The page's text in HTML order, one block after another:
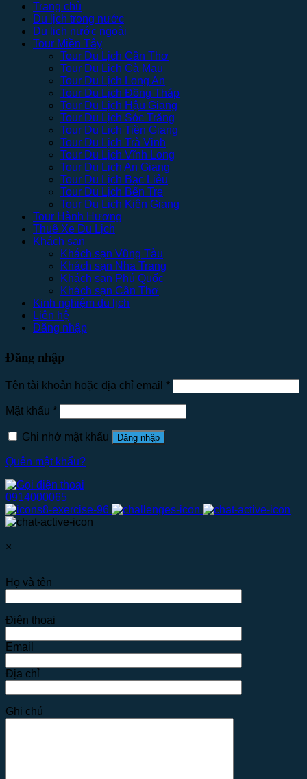
Trang chủ
Du lịch trong nước
Du lịch nước ngoài
Tour Miền Tây
Tour Du Lịch Cần Thơ
Tour Du Lịch Cà Mau
Tour Du Lịch Long An
Tour Du Lịch Đồng Tháp
Tour Du Lịch Hậu Giang
Tour Du Lịch Sóc Trăng
Tour Du Lịch Tiền Giang
Tour Du Lịch Trà Vinh
Tour Du Lịch Vĩnh Long
Tour Du Lịch An Giang
Tour Du Lịch Bạc Liêu
Tour Du Lịch Bến Tre
Tour Du Lịch Kiên Giang
Tour Hành Hương
Thuê Xe Du Lịch
Khách sạn
Khách sạn Vũng Tàu
Khách sạn Nha Trang
Khách sạn Phú Quốc
Khách sạn Cần Thơ
Kinh nghiệm du lịch
Liên hệ
Đăng nhập
Đăng nhập
Tên tài khoản hoặc địa chỉ email *
Mật khẩu *
Ghi nhớ mật khẩu Đăng nhập
Quên mật khẩu?
0914000065
×
Họ và tên
Điện thoại
Email
Địa chỉ
Ghi chú